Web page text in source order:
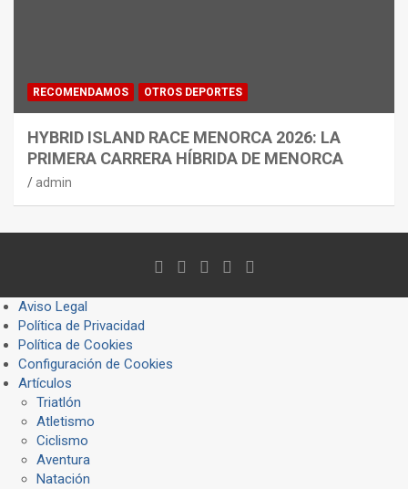
RECOMENDAMOS OTROS DEPORTES
HYBRID ISLAND RACE MENORCA 2026: LA
PRIMERA CARRERA HÍBRIDA DE MENORCA
admin
Aviso Legal
Política de Privacidad
Política de Cookies
Configuración de Cookies
Artículos
Triatlón
Atletismo
Ciclismo
Aventura
Natación